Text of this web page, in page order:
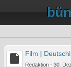
Film |
Redaktion - 30.